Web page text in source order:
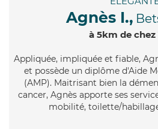
Agnès I.,
à 5km de chez
Appliquée, impliquée et fiable,
et possède un diplôme d'Aide
(AMP). Maitrisant bien la
cancer, Agnès apporte ses
mobilité, toilette/